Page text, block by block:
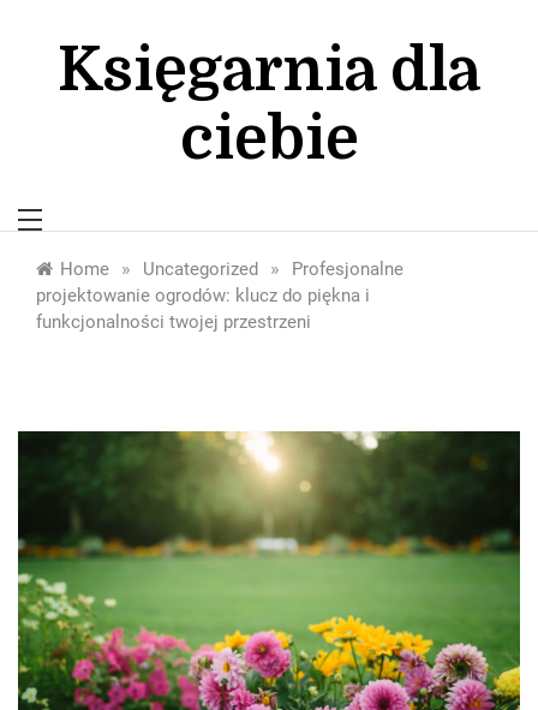
Księgarnia dla
ciebie
Home » Uncategorized »
Profesjonalne
projektowanie ogrodów: klucz do piękna i
funkcjonalności twojej przestrzeni